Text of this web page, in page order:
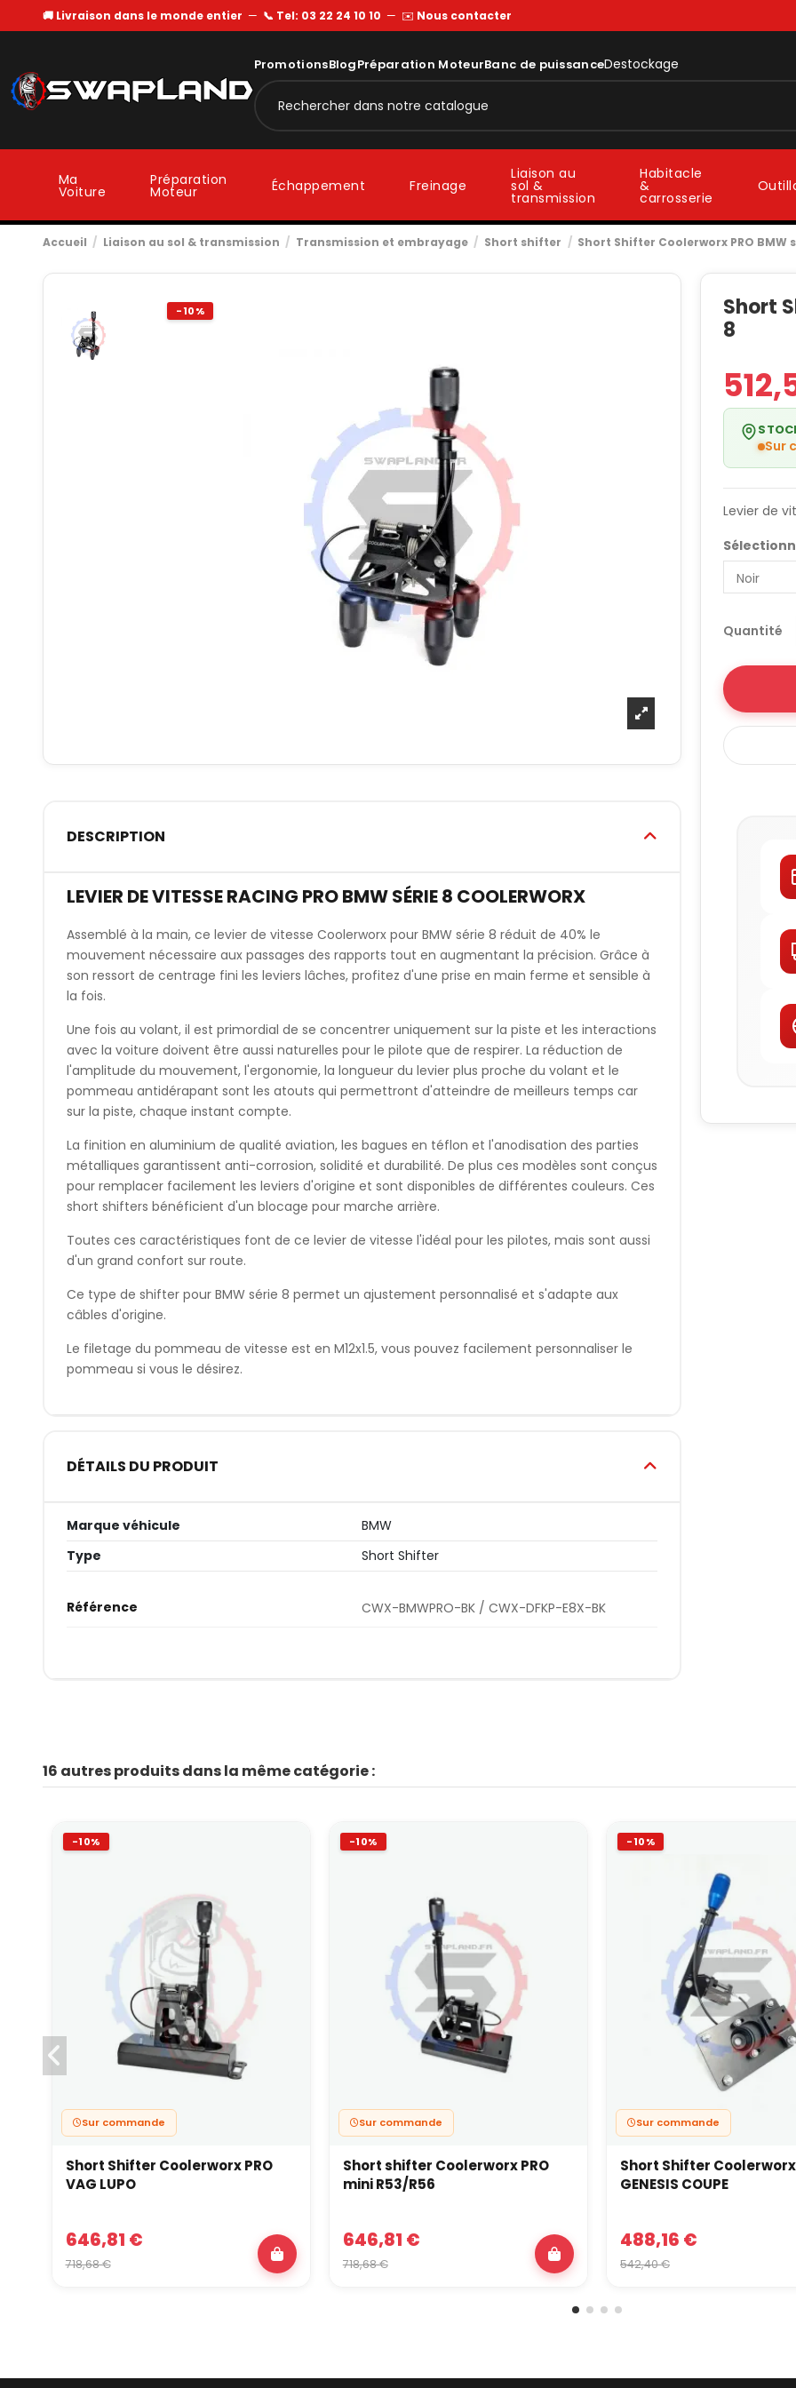
🚚 Livraison dans le monde entier — 📞 Tel: 03 22 24 10 10 — ✉️ Nous contacter
PromotionsBlogPréparation MoteurBanc de puissanceDestockage
Ma
Voiture
Préparation
Moteur Échappement Freinage
Liaison au
sol &
transmission
Habitacle
&
carrosserie
Accueil Liaison au sol & transmission Transmission et embrayage Short shifter Short Shifter Coolerworx PRO BMW
-10%
DESCRIPTION
LEVIER DE VITESSE RACING PRO BMW SÉRIE 8 COOLERWORX
Assemblé à la main, ce levier de vitesse Coolerworx pour BMW série 8 réduit de 40% le
mouvement nécessaire aux passages des rapports tout en augmentant la précision. Grâce à
son ressort de centrage fini les leviers lâches, profitez d'une prise en main ferme et sensible à
la fois.
Une fois au volant, il est primordial de se concentrer uniquement sur la piste et les interactions
avec la voiture doivent être aussi naturelles pour le pilote que de respirer. La réduction de
l'amplitude du mouvement, l'ergonomie, la longueur du levier plus proche du volant et le
pommeau antidérapant sont les atouts qui permettront d'atteindre de meilleurs temps car
sur la piste, chaque instant compte.
La finition en aluminium de qualité aviation, les bagues en téflon et l'anodisation des parties
métalliques garantissent anti-corrosion, solidité et durabilité. De plus ces modèles sont conçus
pour remplacer facilement les leviers d'origine et sont disponibles de différentes couleurs. Ces
short shifters bénéficient d'un blocage pour marche arrière.
Toutes ces caractéristiques font de ce levier de vitesse l'idéal pour les pilotes, mais sont aussi
d'un grand confort sur route.
Ce type de shifter pour BMW série 8 permet un ajustement personnalisé et s'adapte aux
câbles d'origine.
Le filetage du pommeau de vitesse est en M12x1.5, vous pouvez facilement personnaliser le
pommeau si vous le désirez.
DÉTAILS DU PRODUIT
Marque véhicule
BMW
Type
Short Shifter
Référence CWX-BMWPRO-BK / CWX-DFKP-E8X-BK
Short
8
Sur
Levier de
Quantité
16 autres produits dans la même catégorie :
-10%
Sur commande
Short Shifter Coolerworx PRO
VAG LUPO
646,81 €
718,68 €
-10%
Sur commande
Short shifter Coolerworx PRO
mini R53/R56
646,81 €
718,68 €
-10%
Sur commande
Short Shifter Coolerworx
GENESIS COUPE
488,16 €
542,40 €